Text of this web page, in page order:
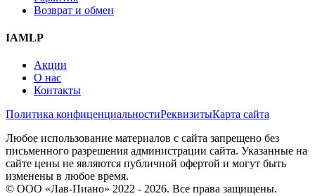
Возврат и обмен
IAMLP
Акции
О нас
Контакты
Политика конфиценциальностиРеквизитыКарта сайта
Любое использование материалов с сайта запрещено без
письменного разрешения администрации сайта. Указанные на
сайте цены не являются публичной офертой и могут быть
изменены в любое время.
© ООО «Лав-Пиано» 2022 - 2026. Все права защищены.